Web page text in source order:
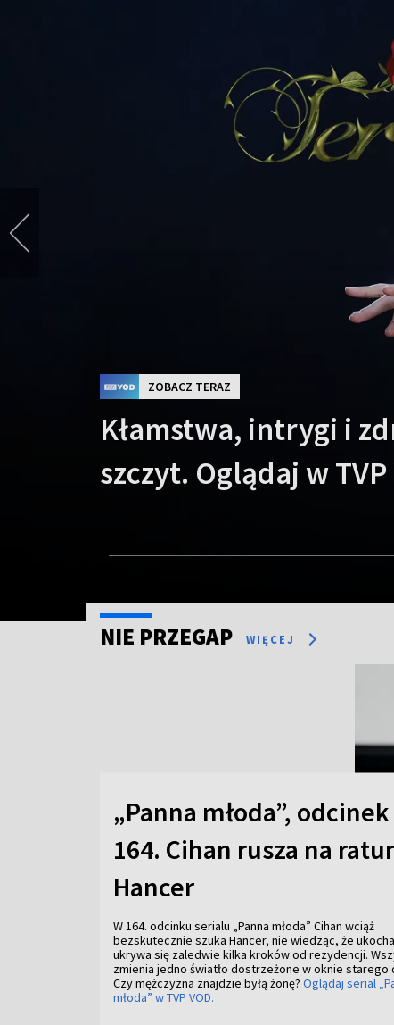
ZOBACZ TERAZ
Kłamstwa, intrygi i
szczyt. Oglądaj w TVP
NIE PRZEGAP WIĘCEJ
„Panna młoda”, odcinek
164. Cihan rusza na
Hancer
W 164. odcinku serialu „Panna młoda” Cihan wciąż
bezskutecznie szuka Hancer, nie wiedząc, że
ukrywa się zaledwie kilka kroków od rezydencji.
zmienia jedno światło dostrzeżone w oknie starego
Czy mężczyzna znajdzie byłą żonę? Oglądaj serial
młoda” w TVP VOD.